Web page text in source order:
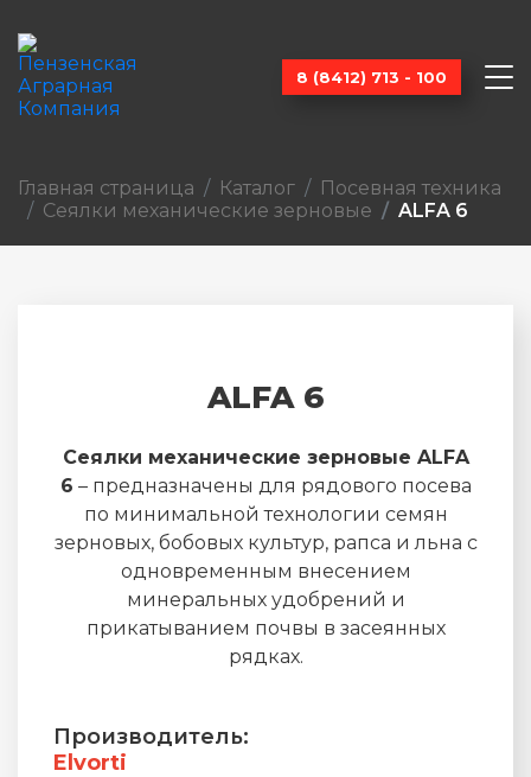
8 (8412) 713 - 100
Главная страница Каталог
Посевная техника
Сеялки механические зерновые
ALFA 6
ALFA 6
Сеялки механические зерновые ALFA
6 – предназначены для рядового посева
по минимальной технологии семян
зерновых, бобовых культур, рапса и льна с
одновременным внесением
минеральных удобрений и
прикатыванием почвы в засеянных
рядках.
Производитель:
Elvorti